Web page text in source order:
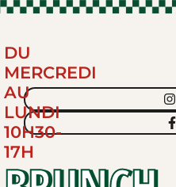
DU
MERCREDI
AU
LUNDI
10H30-
17H